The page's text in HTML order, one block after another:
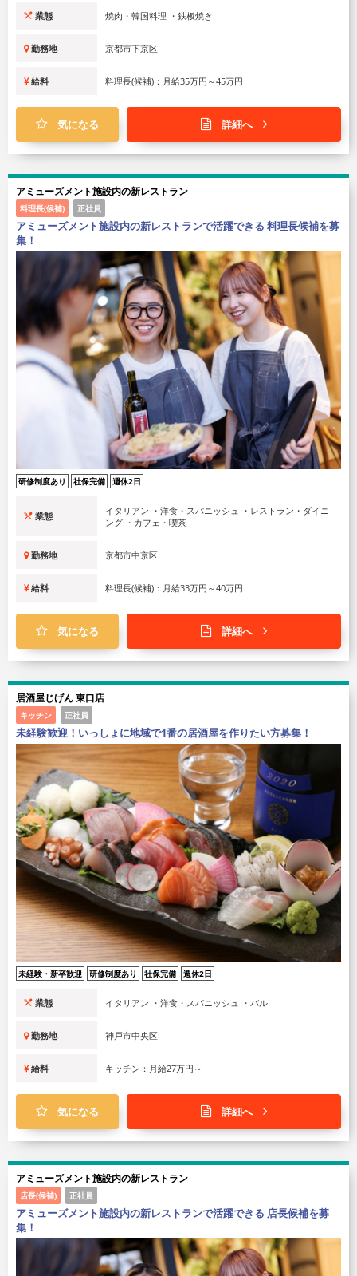
業態 焼肉・韓国料理 ・鉄板焼き
勤務地 京都市下京区
給料 料理長(候補)：月給35万円～45万円
気になる 詳細へ
アミューズメント施設内の新レストラン
料理長(候補) 正社員
アミューズメント施設内の新レストランで活躍できる 料理長候補を募
集！
研修制度あり 社保完備 週休2日
業態
イタリアン ・洋食・スパニッシュ ・レストラン・ダイニ
ング ・カフェ・喫茶
勤務地 京都市中京区
給料 料理長(候補)：月給33万円～40万円
気になる 詳細へ
居酒屋じげん 東口店
キッチン 正社員
未経験歓迎！いっしょに地域で1番の居酒屋を作りたい方募集！
未経験・新卒歓迎 研修制度あり 社保完備 週休2日
業態 イタリアン ・洋食・スパニッシュ ・バル
勤務地 神戸市中央区
給料 キッチン：月給27万円～
気になる 詳細へ
アミューズメント施設内の新レストラン
店長(候補) 正社員
アミューズメント施設内の新レストランで活躍できる 店長候補を募
集！